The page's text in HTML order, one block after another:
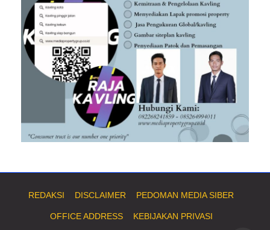
REDAKSI DISCLAIMER PEDOMAN MEDIA SIBER
OFFICE ADDRESS KEBIJAKAN PRIVASI